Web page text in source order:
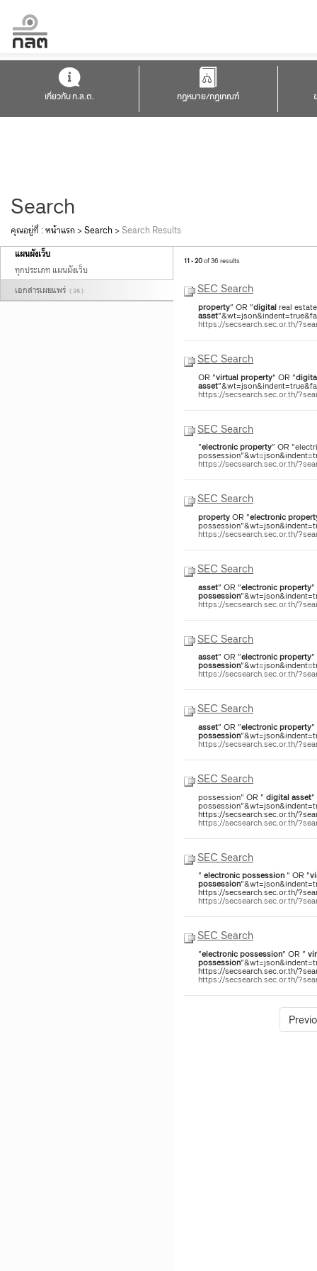
เกี่ยวกับ ก.ล.ต. กฎหมาย/กฎเกณฑ์
Search
คุณอยู่ที่ :หน้าแรก >Search >Search Results
แผนผังเว็บ
ทุกประเภท แผนผังเว็บ
เอกสารเผยแพร่ ( 36 )
11 - 20of 36 results
SEC Search
property" OR "digitalreal
asset
https://secsearch.sec.or.th/
SEC Search
OR "virtualproperty" OR "
asset
https://secsearch.sec.or.th/
SEC Search
"electronicproperty" OR
https://secsearch.sec.or.th/
SEC Search
propertyOR "electronic
https://secsearch.sec.or.th/
SEC Search
asset" OR "electronicproperty"
possession
https://secsearch.sec.or.th/
SEC Search
asset" OR "electronicproperty"
possession
https://secsearch.sec.or.th/
SEC Search
asset" OR "electronicproperty"
possession
https://secsearch.sec.or.th/
SEC Search
possession" OR " digitalasset"
https://secsearch.sec.or.th/
https://secsearch.sec.or.th/
SEC Search
" electronicpossession" OR "
possession
https://secsearch.sec.or.th/
https://secsearch.sec.or.th/
SEC Search
"electronicpossession" OR "
possession
https://secsearch.sec.or.th/
https://secsearch.sec.or.th/